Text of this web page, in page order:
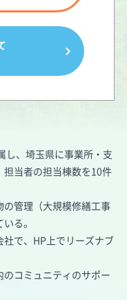
し、埼玉県に事業所・支
当者の担当棟数を10件
管理（大規模修繕工事
る。
で、HP上でリーズナブ
コミュニティのサポー